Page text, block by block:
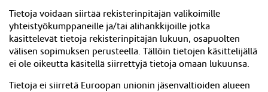
Tietoja voidaan siirtää rekisterinpitäjän valikoimille
yhteistyökumppaneille ja/tai alihankkijoille jotka
käsittelevät tietoja rekisterinpitäjän lukuun, osapuolten
välisen sopimuksen perusteella. Tällöin tietojen käsittelijällä
ei ole oikeutta käsitellä siirrettyjä tietoja omaan lukuunsa.
Tietoja ei siirretä Euroopan unionin jäsenvaltioiden alueen